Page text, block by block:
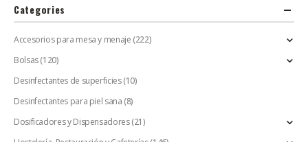
Categories
Accesorios para mesa y menaje (222)
Bolsas(120)
Desinfectantes de superficies (10)
Desinfectantes para piel sana (8)
Dosificadores y Dispensadores (21)